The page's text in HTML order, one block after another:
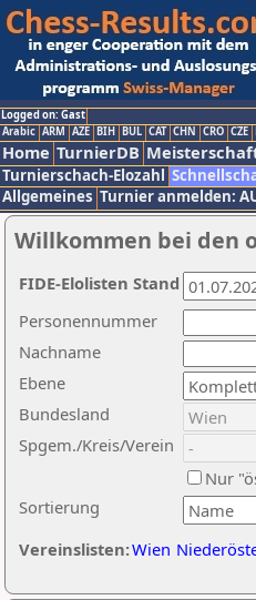
Logged on: Gast
Arabic ARM AZE BIH BUL CAT CHN CRO CZE
Home TurnierDB
Turnierschach-Elozahl
Allgemeines Turnier anmelden:
Willkommen bei den
Nachname
Ebene
Sortierung
Personennummer
Bundesland
Spgem./Kreis/Verein
Nur
Vereinslisten:Wien
FIDE-Elolisten Stand